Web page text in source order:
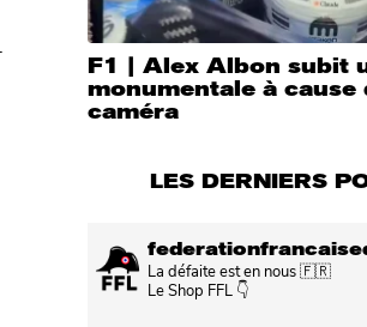
F1 | Alex Albon subit
monumentale à cause
caméra
LES DERNIERS
La défaite est en nous 🇫🇷
Le Shop FFL 👇